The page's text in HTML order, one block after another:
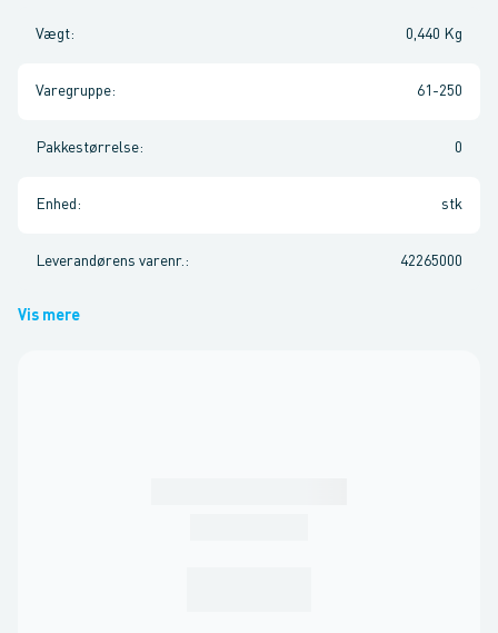
Vægt: 0,440 Kg
Varegruppe: 61-250
Pakkestørrelse: 0
Enhed : stk
Leverandørens varenr. : 42265000
Vis mere